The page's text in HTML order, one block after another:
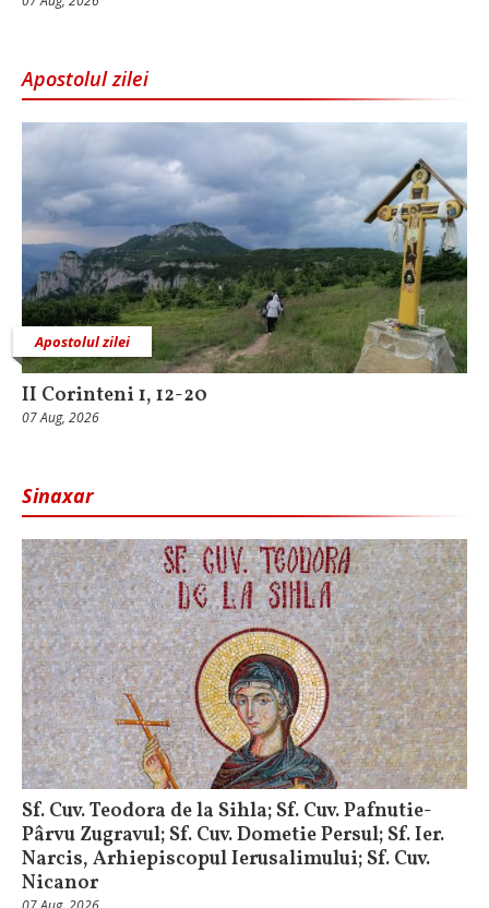
Apostolul zilei
Apostolul zilei
II Corinteni 1, 12-20
07 Aug, 2026
Sinaxar
Sf. Cuv. Teodora de la Sihla; Sf. Cuv. Pafnutie-
Pârvu Zugravul; Sf. Cuv. Dometie Persul; Sf. Ier.
Narcis, Arhiepiscopul Ierusalimului; Sf. Cuv.
Nicanor